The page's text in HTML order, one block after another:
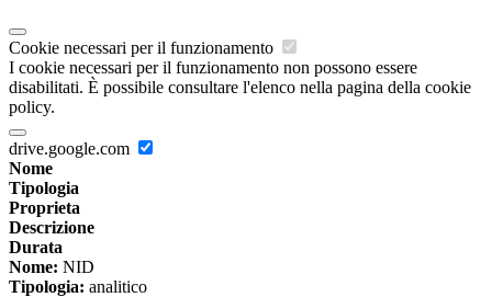
Cookie necessari per il funzionamento
I cookie necessari per il funzionamento non possono essere
disabilitati. È possibile consultare l'elenco nella pagina della cookie
policy.
drive.google.com
Nome
Tipologia
Proprieta
Descrizione
Durata
Nome: NID
Tipologia: analitico